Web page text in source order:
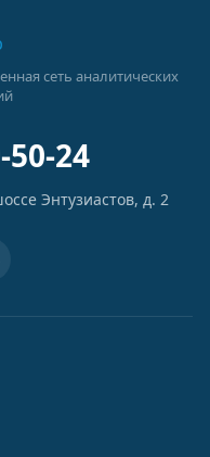
сеть аналитических
50-24
Энтузиастов, д. 2